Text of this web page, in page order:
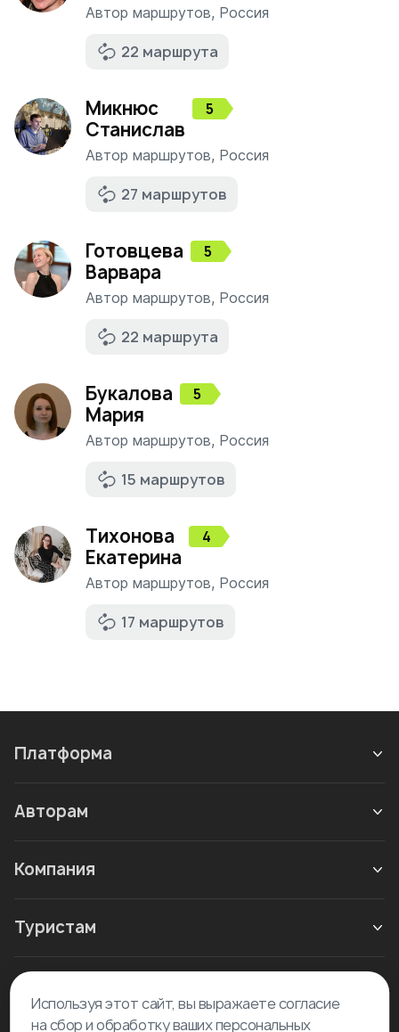
Автор маршрутов, Россия
22 маршрута
Микнюс
Станислав
5
Автор маршрутов, Россия
27 маршрутов
Готовцева
Варвара
5
Автор маршрутов, Россия
22 маршрута
Букалова
Мария
5
Автор маршрутов, Россия
15 маршрутов
Тихонова
Екатерина
4
Автор маршрутов, Россия
17 маршрутов
Платформа
Авторам
Компания
Туристам
Новое в блоге
Используя этот сайт, вы выражаете согласие
на сбор и обработку ваших персональных